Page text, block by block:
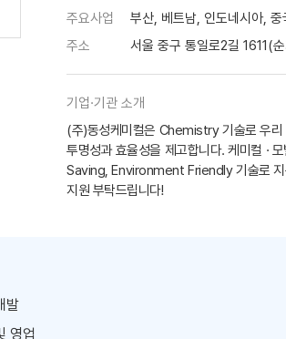
주요사업
부산, 베트남, 인도네시아, 중
주소
서울 중구 통일로2길 1611(
기업·기관 소개
(주)동성케미컬은 Chemistry 기술로 우리
투명성과 효율성을 제고합니다. 케미컬 ·
Saving, Environment Friendly 기술로 지
지원 부탁드립니다!
발
영업